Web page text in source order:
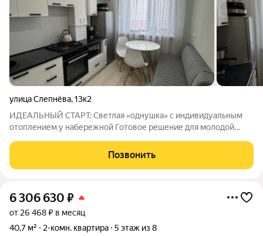
улица Слепнёва,13к2
ИДЕАЛЬНЫЙ СТАРТ: Светлая «однушка» с индивидуальным
отоплением у набережной Готовое решение для молодой
кирпичный, 2017 года
Позвонить
6 306 630 ₽
от 26 468 ₽ в месяц
40,7 м²
2-комн. квартира 5 этаж из 8